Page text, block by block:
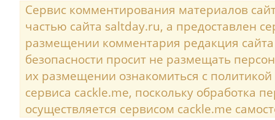
Сервис комментирования материалов
частью сайта saltday.ru, а предоставлен
размещении комментария редакция
безопасности просит не размещать
их размещении ознакомиться с
сервиса cackle.me, поскольку обработка
осуществляется сервисом cackle.me